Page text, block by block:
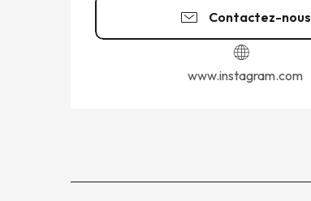
Contactez-nous
www.instagram.com